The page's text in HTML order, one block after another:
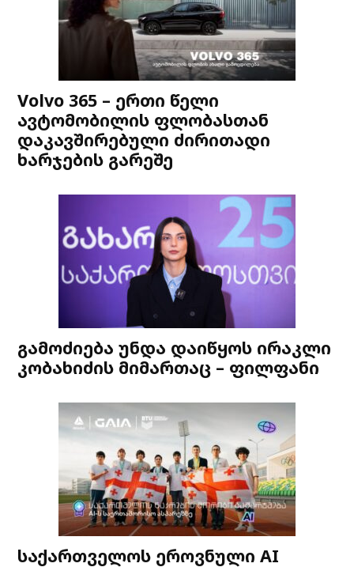
Volvo 365 – ერთი წელი
ავტომობილის ფლობასთან
დაკავშირებული ძირითადი
ხარჯების გარეშე
გამოძიება უნდა დაიწყოს ირაკლი
კობახიძის მიმართაც – ფილფანი
საქართველოს ეროვნული AI